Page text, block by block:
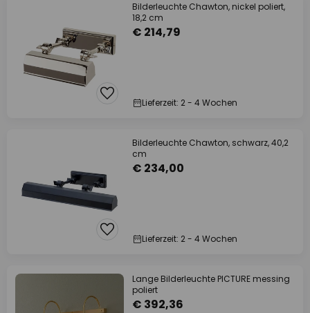
Bilderleuchte Chawton, nickel poliert,
18,2 cm
€ 214,79
Lieferzeit: 2 - 4 Wochen
Bilderleuchte Chawton, schwarz, 40,2
cm
€ 234,00
Lieferzeit: 2 - 4 Wochen
Lange Bilderleuchte PICTURE messing
poliert
€ 392,36